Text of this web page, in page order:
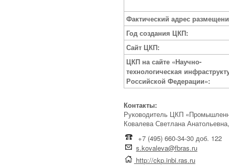
Фактический адрес
Год создания ЦКП:
Сайт ЦКП:
ЦКП на сайте «Научно-
технологическая
Российской Федерации»:
Контакты:
Руководитель ЦКП
Ковалева Светлана
+7 (495) 660-34-30 доб. 122
s.kovaleva@fbras.ru
http://ckp.inbi.ras.ru